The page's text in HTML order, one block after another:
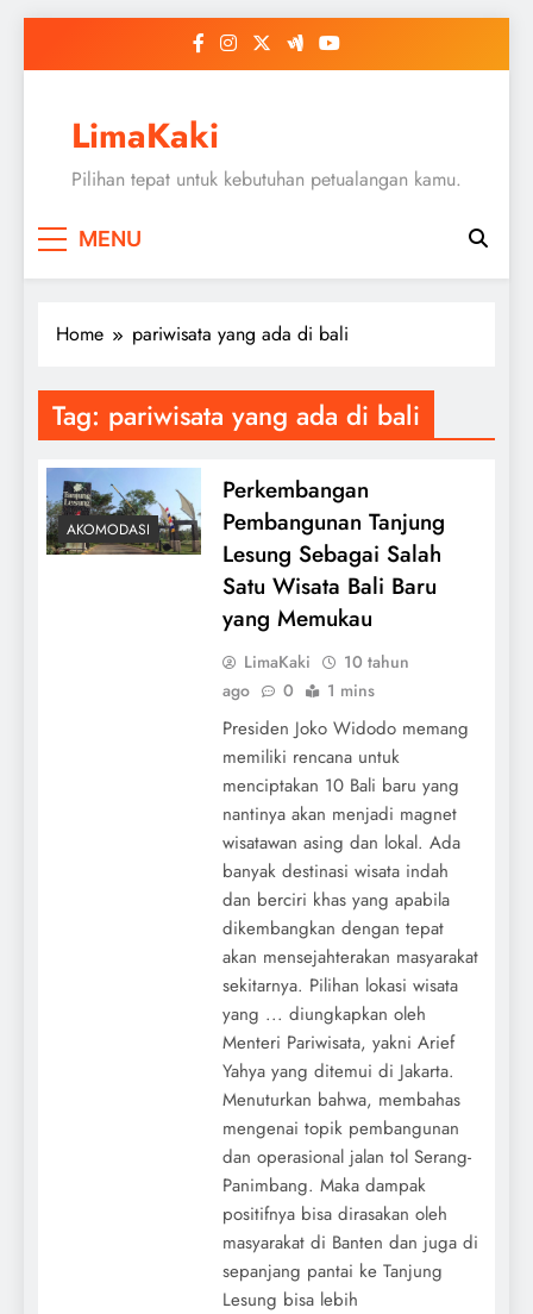
LimaKaki
Pilihan tepat untuk kebutuhan petualangan kamu.
MENU
Home pariwisata yang ada di bali
Tag: pariwisata yang ada di bali
AKOMODASI
Perkembangan
Pembangunan Tanjung
Lesung Sebagai Salah
Satu Wisata Bali Baru
yang Memukau
LimaKaki
10 tahun
ago
0 1 mins
Presiden Joko Widodo memang
memiliki rencana untuk
menciptakan 10 Bali baru yang
nantinya akan menjadi magnet
wisatawan asing dan lokal. Ada
banyak destinasi wisata indah
dan berciri khas yang apabila
dikembangkan dengan tepat
akan mensejahterakan masyarakat
sekitarnya. Pilihan lokasi wisata
yang ... diungkapkan oleh
Menteri Pariwisata, yakni Arief
Yahya yang ditemui di Jakarta.
Menuturkan bahwa, membahas
mengenai topik pembangunan
dan operasional jalan tol Serang-
Panimbang. Maka dampak
positifnya bisa dirasakan oleh
masyarakat di Banten dan juga di
sepanjang pantai ke Tanjung
Lesung bisa lebih